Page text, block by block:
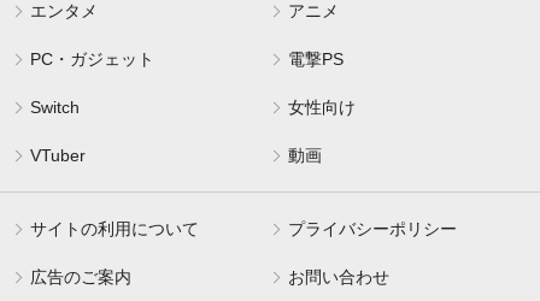
エンタメ アニメ
PC・ガジェット 電撃PS
Switch 女性向け
VTuber 動画
サイトの利用について プライバシーポリシー
広告のご案内 お問い合わせ